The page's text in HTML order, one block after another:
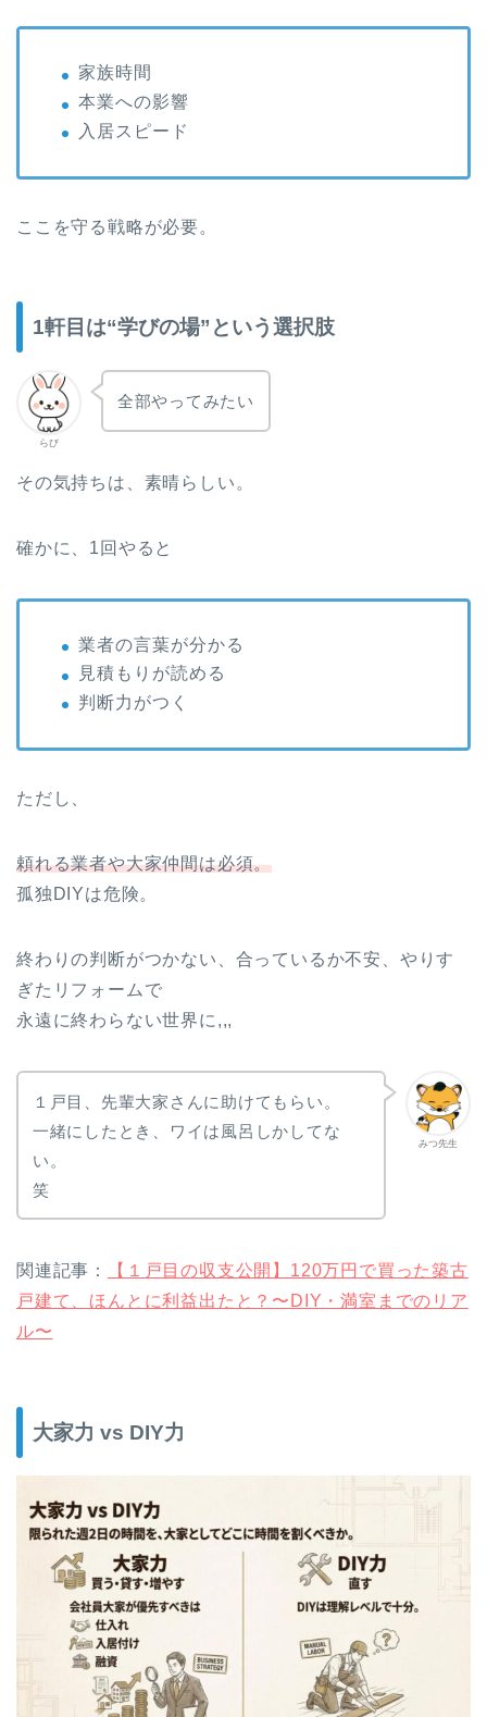
家族時間
本業への影響
入居スピード
ここを守る戦略が必要。
1軒目は“学びの場”という選択肢
らび
全部やってみたい
その気持ちは、素晴らしい。
確かに、1回やると
業者の言葉が分かる
見積もりが読める
判断力がつく
ただし、
頼れる業者や大家仲間は必須。
孤独DIYは危険。
終わりの判断がつかない、合っているか不安、やりす
ぎたリフォームで
永遠に終わらない世界に,,,
みつ先生
１戸目、先輩大家さんに助けてもらい。
一緒にしたとき、ワイは風呂しかしてな
い。
笑
関連記事：
【１戸目の収支公開】120万円で買った築古
戸建て、ほんとに利益出たと？〜DIY・満室までのリア
ル〜
大家力 vs DIY力